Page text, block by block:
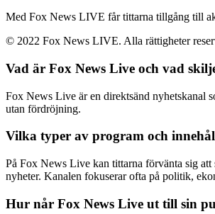
Med Fox News LIVE får tittarna tillgång till
© 2022 Fox News LIVE. Alla rättigheter
Vad är Fox News Live och vad
Fox News Live är en direktsänd nyhetskanal
utan fördröjning.
Vilka typer av program och
På Fox News Live kan tittarna förvänta sig att
nyheter. Kanalen fokuserar ofta på politik,
Hur når Fox News Live ut till sin